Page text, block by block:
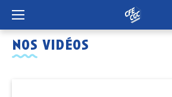
nos vidéos
Panneau de gestion des cookies